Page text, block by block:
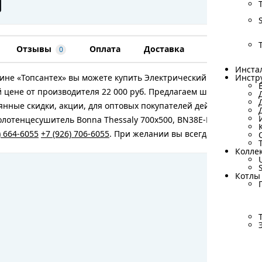
Котлы
Котлы
Отзывы 0 Оплата Доставка
«Топсантех» вы можете купить Электрический
от производителя 22 000 руб. Предлагаем широкий
скидки, акции, для оптовых покупателей действуют
Bonna Thessaly 700x500, BN38E-H700W500-
664-6055 +7 (926) 706-6055. При желании вы всегда можете